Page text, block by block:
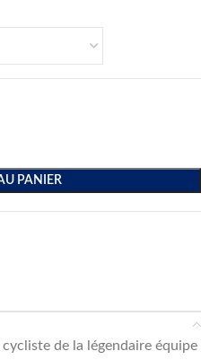
PANIER
de la légendaire équipe